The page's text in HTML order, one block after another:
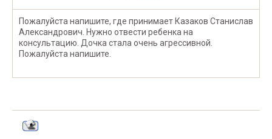
Пожалуйста напишите, где принимает Казаков Станислав
Александрович. Нужно отвести ребенка на
консультацию. Дочка стала очень агрессивной.
Пожалуйста напишите.